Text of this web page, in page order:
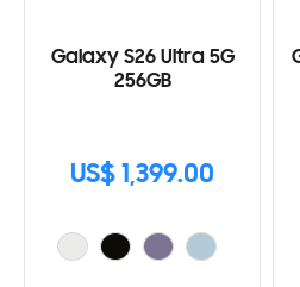
Galaxy S26 Ultra 5G
256GB
US$ 1,399.00